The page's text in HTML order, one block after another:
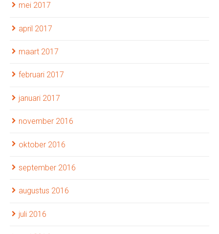
mei 2017
april 2017
maart 2017
februari 2017
januari 2017
november 2016
oktober 2016
september 2016
augustus 2016
juli 2016